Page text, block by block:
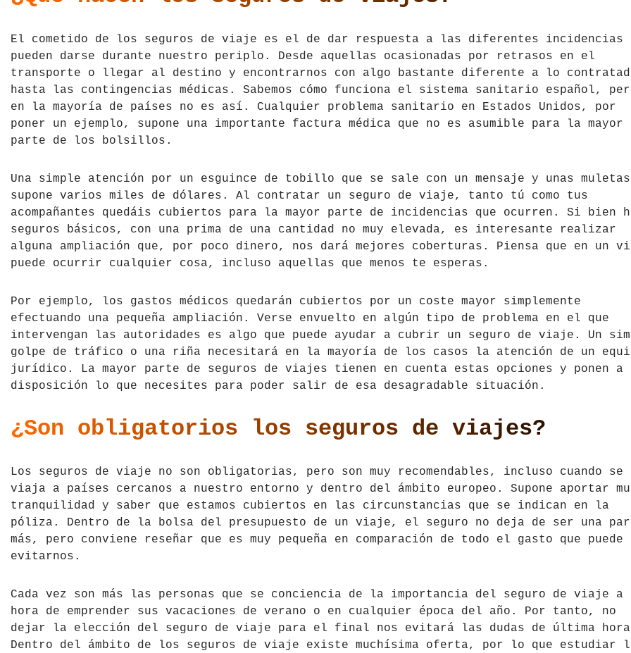
República Dominicana
Venezuela
Nepal
Qatar
Tailandia
Tíbet
Vietnam
Grecia
Hungría
Inglaterra
Irlanda
Islandia
Letonia
Liechtenstein
Macedonia del Norte
Noruega
País de Gales
Portugal
Polonia
República Checa
Serbia
Suecia
Suiza
Ucrania
El cometido de los seguros de viaje es el de dar respuesta a las diferentes incidencias
pueden darse durante nuestro periplo. Desde aquellas ocasionadas por retrasos en el
transporte o llegar al destino y encontrarnos con algo bastante diferente a lo
hasta las contingencias médicas. Sabemos cómo funciona el sistema sanitario español,
en la mayoría de países no es así. Cualquier problema sanitario en Estados Unidos, por
poner un ejemplo, supone una importante factura médica que no es asumible para la mayor
parte de los bolsillos.
Una simple atención por un esguince de tobillo que se sale con un mensaje y unas muletas
supone varios miles de dólares. Al contratar un seguro de viaje, tanto tú como tus
acompañantes quedáis cubiertos para la mayor parte de incidencias que ocurren. Si bien
seguros básicos, con una prima de una cantidad no muy elevada, es interesante realizar
alguna ampliación que, por poco dinero, nos dará mejores coberturas. Piensa que en un
puede ocurrir cualquier cosa, incluso aquellas que menos te esperas.
Por ejemplo, los gastos médicos quedarán cubiertos por un coste mayor simplemente
efectuando una pequeña ampliación. Verse envuelto en algún tipo de problema en el que
intervengan las autoridades es algo que puede ayudar a cubrir un seguro de viaje. Un
golpe de tráfico o una riña necesitará en la mayoría de los casos la atención de un
jurídico. La mayor parte de seguros de viajes tienen en cuenta estas opciones y ponen a
disposición lo que necesites para poder salir de esa desagradable situación.
¿Son obligatorios los seguros de viajes?
Los seguros de viaje no son obligatorias, pero son muy recomendables, incluso cuando se
viaja a países cercanos a nuestro entorno y dentro del ámbito europeo. Supone aportar
tranquilidad y saber que estamos cubiertos en las circunstancias que se indican en la
póliza. Dentro de la bolsa del presupuesto de un viaje, el seguro no deja de ser una
más, pero conviene reseñar que es muy pequeña en comparación de todo el gasto que puede
evitarnos.
Cada vez son más las personas que se conciencia de la importancia del seguro de viaje a
hora de emprender sus vacaciones de verano o en cualquier época del año. Por tanto, no
dejar la elección del seguro de viaje para el final nos evitará las dudas de última
Dentro del ámbito de los seguros de viaje existe muchísima oferta, por lo que estudiar